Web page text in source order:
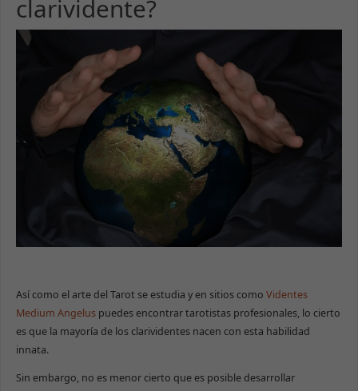
clarividente?
Así como el arte del Tarot se estudia y en sitios como Videntes
Medium Angelus puedes encontrar tarotistas profesionales, lo cierto
es que la mayoría de los clarividentes nacen con esta habilidad
innata.
Sin embargo, no es menor cierto que es posible desarrollar